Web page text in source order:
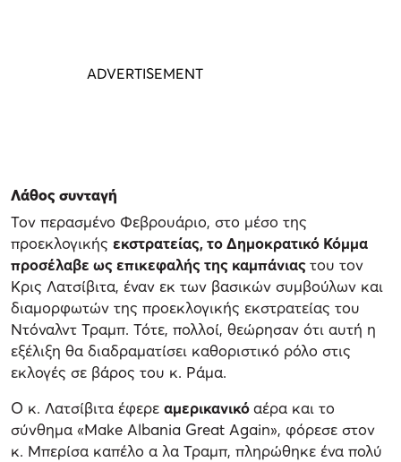
Λάθος συνταγή
Τον περασμένο Φεβρουάριο, στο μέσο της
προεκλογικής εκστρατείας, το Δημοκρατικό Κόμμα
προσέλαβε ως επικεφαλής της καμπάνιαςτου τον
Κρις Λατσίβιτα, έναν εκ των βασικών συμβούλων και
διαμορφωτών της προεκλογικής εκστρατείας του
Ντόναλντ Τραμπ. Τότε, πολλοί, θεώρησαν ότι αυτή η
εξέλιξη θα διαδραματίσει καθοριστικό ρόλο στις
εκλογές σε βάρος του κ. Ράμα.
Ο κ. Λατσίβιτα έφερε αμερικανικόαέρα και το
σύνθημα «Make Albania Great Again», φόρεσε στον
κ. Μπερίσα καπέλο α λα Τραμπ, πληρώθηκε ένα πολύ